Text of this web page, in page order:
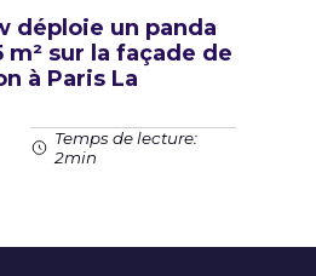
déploie un panda
m² sur la façade de
à Paris La
Temps de lecture:
2min